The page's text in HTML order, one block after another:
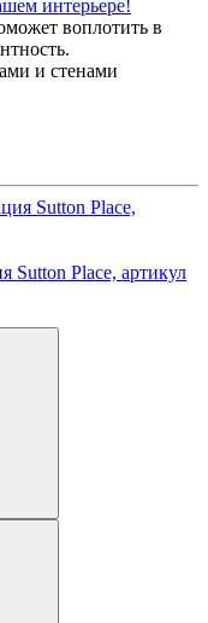
интерьере!
воплотить в
и стенами
Sutton Place, артикул